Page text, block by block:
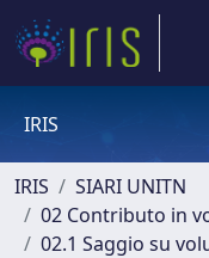
IRIS
IRIS
SIARI UNITN
02 Contributo in
02.1 Saggio su